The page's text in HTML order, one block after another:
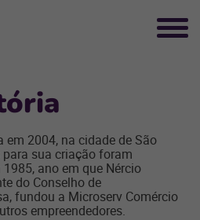
2004, na cidade de São
sua criação foram
ano em que Nércio
do Conselho de
fundou a Microserv Comércio
empreendedores.